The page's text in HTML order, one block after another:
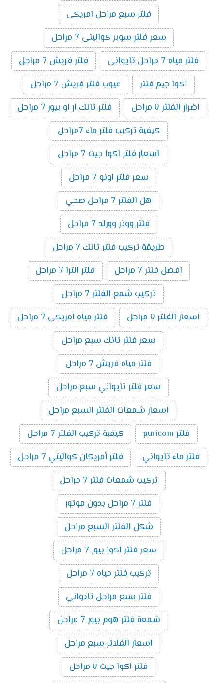
فلتر سبع مراحل امريكى
سعر فلتر سوبر كواليتى 7 مراحل
فلتر مياه 7 مراحل تايوانى
فلتر فريش 7 مراحل
اكوا جيم فلتر
عيوب فلتر فريش 7 مراحل
اضرار الفلتر ٧ مراحل
فلتر تانك ار او بيور 7 مراحل
كيفية تركيب فلتر ماء 7مراحل
اسعار فلتر اكوا جيت 7 مراحل
سعر فلتر اونو 7 مراحل
هل الفلتر 7 مراحل صحي
فلتر ووتر وورلد 7 مراحل
طريقة تركيب فلتر تانك 7 مراحل
افضل فلتر 7 مراحل
فلتر الترا 7 مراحل
تركيب شمع الفلتر 7 مراحل
اسعار الفلتر ٧ مراحل
فلتر مياه امريكى 7 مراحل
سعر فلتر تانك سبع مراحل
فلتر مياه فريش 7 مراحل
سعر فلتر تايواني سبع مراحل
اسعار شمعات الفلتر السبع مراحل
فلتر puricom
كيفية تركيب الفلتر 7 مراحل
فلتر ماء تايواني
فلتر أمريكان كواليتي 7 مراحل
تركيب شمعات فلتر 7 مراحل
فلتر 7 مراحل بدون موتور
شكل الفلتر السبع مراحل
سعر فلتر اكوا بيور 7 مراحل
تركيب فلتر مياه 7 مراحل
فلتر سبع مراحل تايواني
شمعة فلتر هوم بيور 7 مراحل
اسعار الفلاتر سبع مراحل
فلتر اكوا جيت ٧ مراحل